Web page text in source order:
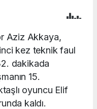
Aziz Akkaya,
kez teknik faul
dakikada
15.
oyuncu Elif
kaldı.